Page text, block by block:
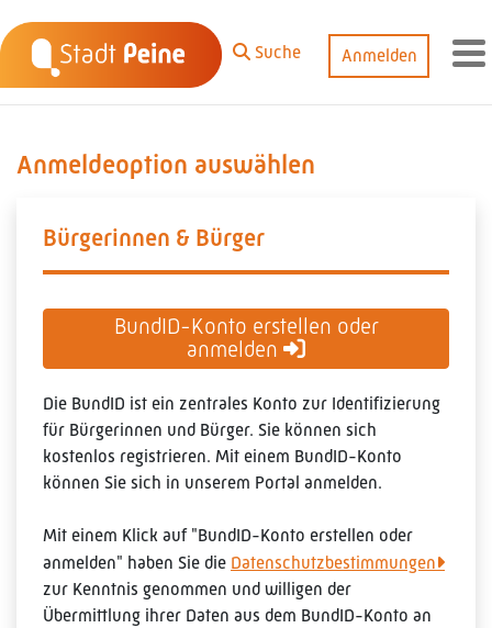
Zum Hauptinhalt springen
Suche Anmelden
Anmeldeoption auswählen
Bürgerinnen & Bürger
BundID-Konto erstellen oder
anmelden
Die BundID ist ein zentrales Konto zur Identifizierung
für Bürgerinnen und Bürger. Sie können sich
kostenlos registrieren. Mit einem BundID-Konto
können Sie sich in unserem Portal anmelden.
Mit einem Klick auf "BundID-Konto erstellen oder
anmelden" haben Sie die Datenschutzbestimmungen
zur Kenntnis genommen und willigen der
Übermittlung ihrer Daten aus dem BundID-Konto an